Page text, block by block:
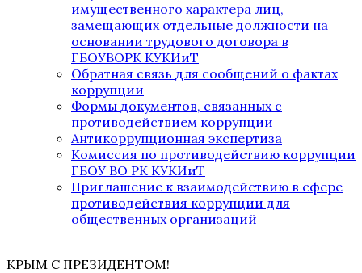
имущественного характера лиц,
замещающих отдельные должности на
основании трудового договора в
ГБОУВОРК КУКИиТ
Обратная связь для сообщений о фактах
коррупции
Формы документов, связанных с
противодействием коррупции
Антикоррупционная экспертиза
Комиссия по противодействию коррупции
ГБОУ ВО РК КУКИиТ
Приглашение к взаимодействию в сфере
противодействия коррупции для
общественных организаций
КРЫМ С ПРЕЗИДЕНТОМ!